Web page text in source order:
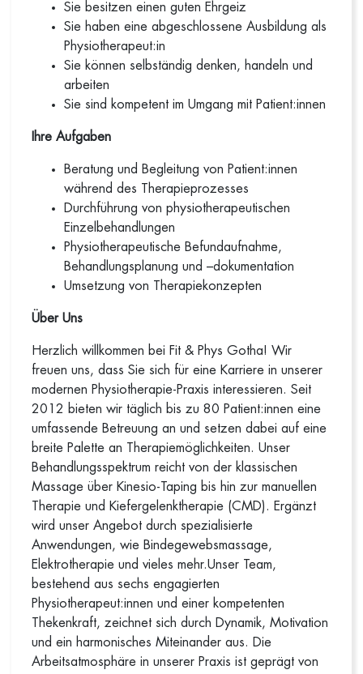
Sie besitzen einen guten Ehrgeiz
Sie haben eine abgeschlossene Ausbildung als
Physiotherapeut:in
Sie können selbständig denken, handeln und
arbeiten
Sie sind kompetent im Umgang mit Patient:innen
Ihre Aufgaben
Beratung und Begleitung von Patient:innen
während des Therapieprozesses
Durchführung von physiotherapeutischen
Einzelbehandlungen
Physiotherapeutische Befundaufnahme,
Behandlungsplanung und –dokumentation
Umsetzung von Therapiekonzepten
Über Uns
Herzlich willkommen bei Fit & Phys Gotha! Wir
freuen uns, dass Sie sich für eine Karriere in unserer
modernen Physiotherapie-Praxis interessieren. Seit
2012 bieten wir täglich bis zu 80 Patient:innen eine
umfassende Betreuung an und setzen dabei auf eine
breite Palette an Therapiemöglichkeiten. Unser
Behandlungsspektrum reicht von der klassischen
Massage über Kinesio-Taping bis hin zur manuellen
Therapie und Kiefergelenktherapie (CMD). Ergänzt
wird unser Angebot durch spezialisierte
Anwendungen, wie Bindegewebsmassage,
Elektrotherapie und vieles mehr.Unser Team,
bestehend aus sechs engagierten
Physiotherapeut:innen und einer kompetenten
Thekenkraft, zeichnet sich durch Dynamik, Motivation
und ein harmonisches Miteinander aus. Die
Arbeitsatmosphäre in unserer Praxis ist geprägt von